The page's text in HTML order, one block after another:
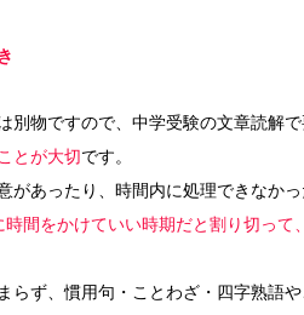
物ですので、中学受験の文章読解で
とが大切です。
があったり、時間内に処理できなか
間をかけていい時期だと割り切って
らず、慣用句・ことわざ・四字熟語